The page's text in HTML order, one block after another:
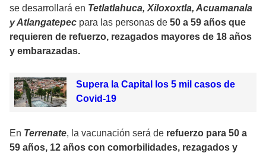
se desarrollará en Tetlatlahuca, Xiloxoxtla, Acuamanala
y Atlangatepec para las personas de 50 a 59 años que
requieren de refuerzo, rezagados mayores de 18 años
y embarazadas.
Supera la Capital los 5 mil casos de
Covid-19
En Terrenate, la vacunación será de refuerzo para 50 a
59 años, 12 años con comorbilidades, rezagados y